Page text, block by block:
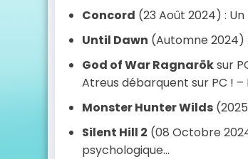
Concord (23 Août 2024) :
Until Dawn (Automne 2024)
God of War Ragnaröksur
Atreus débarquent sur PC ! –
Monster Hunter Wilds
Silent Hill 2 (08 Octobre
psychologique…